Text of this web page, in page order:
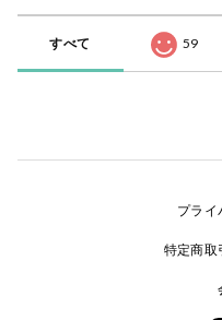
すべて 59
プライ
特定商取